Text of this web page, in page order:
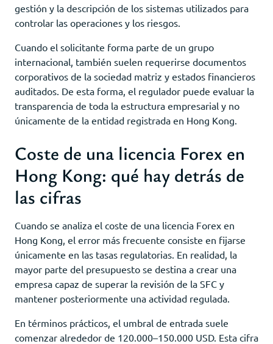
gestión y la descripción de los sistemas utilizados para
controlar las operaciones y los riesgos.
Cuando el solicitante forma parte de un grupo
internacional, también suelen requerirse documentos
corporativos de la sociedad matriz y estados financieros
auditados. De esta forma, el regulador puede evaluar la
transparencia de toda la estructura empresarial y no
únicamente de la entidad registrada en Hong Kong.
Coste de una licencia Forex en
Hong Kong: qué hay detrás de
las cifras
Cuando se analiza el coste de una licencia Forex en
Hong Kong, el error más frecuente consiste en fijarse
únicamente en las tasas regulatorias. En realidad, la
mayor parte del presupuesto se destina a crear una
empresa capaz de superar la revisión de la SFC y
mantener posteriormente una actividad regulada.
En términos prácticos, el umbral de entrada suele
comenzar alrededor de 120.000–150.000 USD. Esta cifra